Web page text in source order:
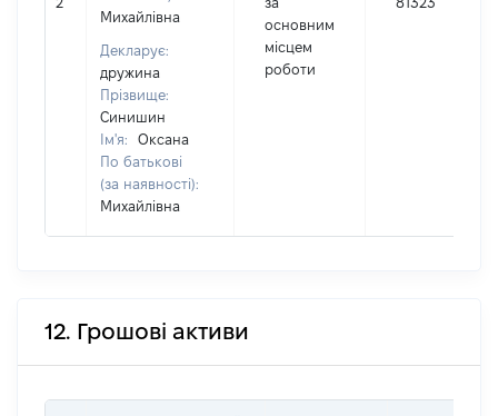
Михайлівна
Декларує:
дружина
Прізвище:
Синишин
Ім'я:
Оксана
По батькові
(за наявності):
Михайлівна
основним
місцем
роботи
12. Грошові активи